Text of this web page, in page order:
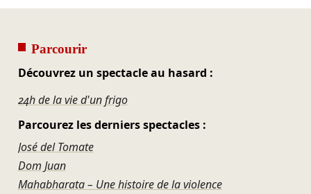
Parcourir
Découvrez un spectacle au hasard :
24h de la vie d'un frigo
Parcourez les derniers spectacles :
José del Tomate
Dom Juan
Mahabharata – Une histoire de la violence